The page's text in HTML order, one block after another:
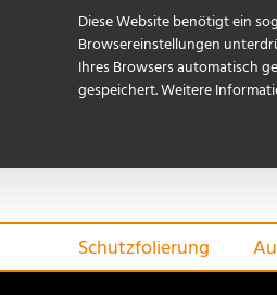
Schutzfolierung
Diese Website benötigt ein
Browsereinstellungen
Ihres Browsers automatisch
gespeichert. Weitere